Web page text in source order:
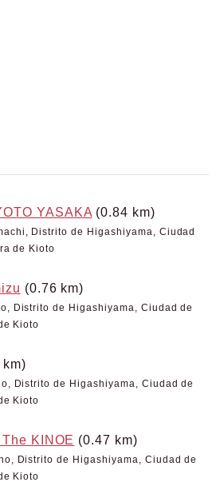
YASAKA (0.84 km)
Distrito de Higashiyama, Ciudad
de Kioto
(0.76 km)
Distrito de Higashiyama, Ciudad de
Kioto
Distrito de Higashiyama, Ciudad de
Kioto
KINOE (0.47 km)
Distrito de Higashiyama, Ciudad de
Kioto